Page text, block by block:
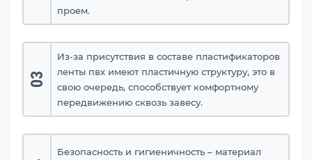
проем.
03
Из-за присутствия в составе пластификаторов
ленты пвх имеют пластичную структуру, это в
свою очередь, способствует комфортному
передвижению сквозь завесу.
Безопасность и гигиеничность – материал